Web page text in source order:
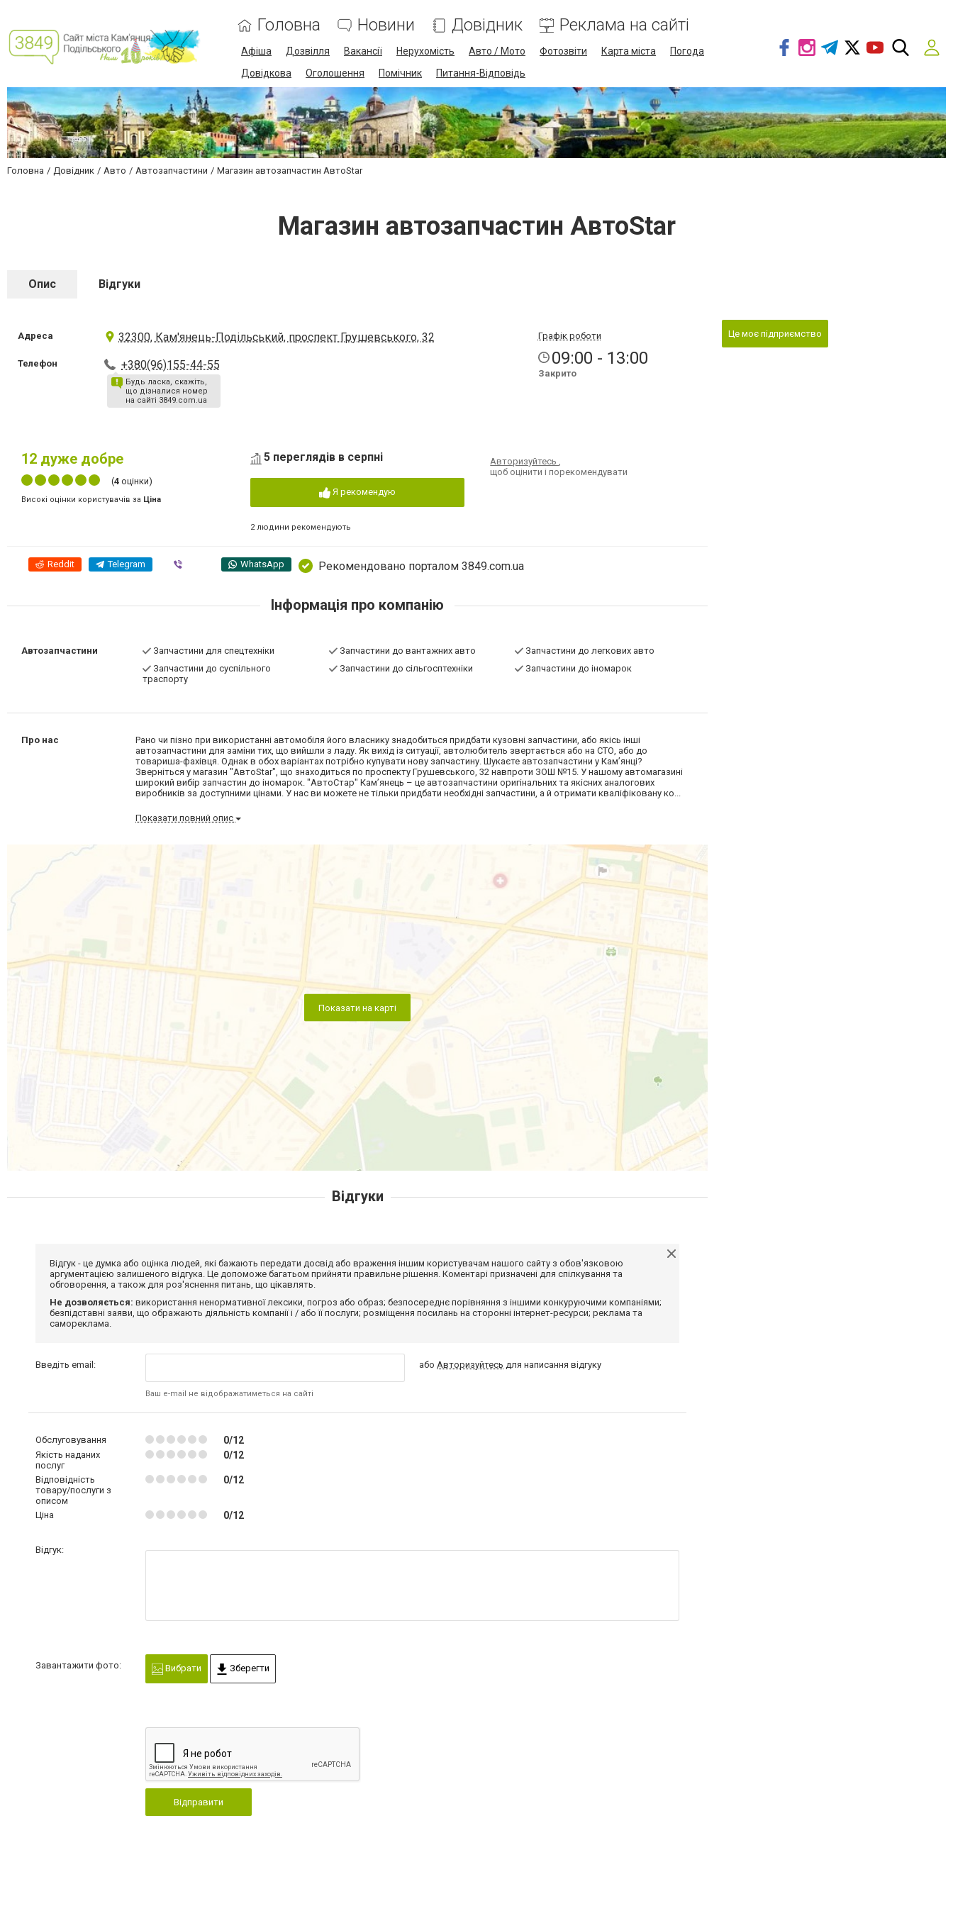
Головна Новини Довідник Реклама на сайті
Афіша Дозвілля Вакансії Нерухомість Авто / Мото Фотозвіти Карта міста
Погода
Довідкова
Оголошення Помічник Питання-Відповідь
Головна Довідник Авто Автозапчастини Магазин автозапчастин АвтоStar
Магазин автозапчастин АвтоStar
Опис Відгуки
Адреса 32300, Кам'янець-Подільський, проспект Грушевського, 32
Телефон +380(96)155-44-55
Будь ласка, скажіть,
що дізналися номер
на сайті 3849.com.ua
Графік роботи
09:00 - 13:00
Закрито
12 дуже добре
(4 оцінки)
Високі оцінки користувачів за Ціна
5 переглядів в серпні
Я рекомендую
2 людини рекомендують
Авторизуйтесь,
щоб оцінити і порекомендувати
Reddit Telegram WhatsApp Рекомендовано порталом 3849.com.ua
Інформація про компанію
Автозапчастини Запчастини для спецтехніки Запчастини до вантажних авто
Запчастини до легкових авто
Запчастини до суспільного
траспорту
Запчастини до сільгосптехніки Запчастини до іномарок
Про нас
Рано чи пізно при використанні автомобіля його власнику знадобиться придбати кузовні запчастини, або якісь інші
автозапчастини для заміни тих, що вийшли з ладу. Як вихід із ситуації, автолюбитель звертається або на СТО, або до
товариша-фахівця. Однак в обох варіантах потрібно купувати нову запчастину. Шукаєте автозапчастини у Кам’янці?
Зверніться у магазин "АвтоStar", що знаходиться по проспекту Грушевського, 32 навпроти ЗОШ №15. У нашому автомагазині
широкий вибір запчастин до іномарок. "АвтоСтар" Кам’янець – це автозапчастини оригінальних та якісних аналогових
виробників за доступними цінами. У нас ви можете не тільки придбати необхідні запчастини, а й отримати кваліфіковану ко...
Показати повний опис
Показати на карті
Це моє підприємство
Відгуки
Відгук - це думка або оцінка людей, які бажають передати досвід або враження іншим користувачам нашого сайту з обов'язковою
аргументацією залишеного відгука. Це допоможе багатьом прийняти правильне рішення. Коментарі призначені для спілкування та
обговорення, а також для роз'яснення питань, що цікавлять.
Не дозволяється: використання ненормативної лексики, погроз або образ; безпосереднє порівняння з іншими конкуруючими компаніями;
безпідставні заяви, що ображають діяльність компанії і / або її послуги; розміщення посилань на сторонні інтернет-ресурси; реклама та
самореклама.
Введіть email:
Ваш e-mail не відображатиметься на сайті
абоАвторизуйтесь для написання відгуку
Обслуговування 0/12
Якість наданих
послуг
0/12
Відповідність
товару/послуги з
описом
0/12
Ціна 0/12
Відгук:
Завантажити фото: Вибрати Зберегти
Відправити